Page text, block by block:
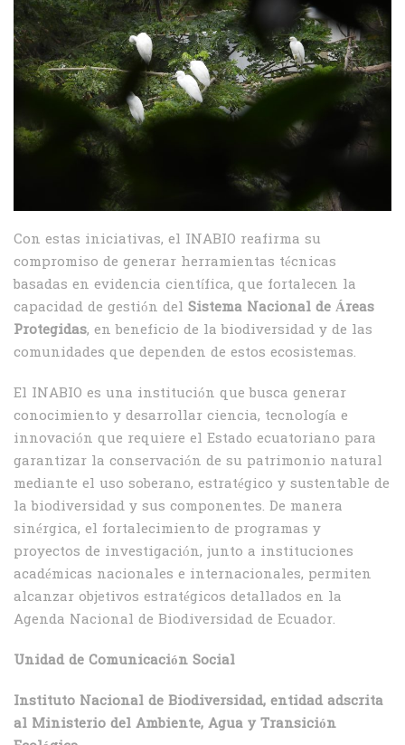
Con estas iniciativas, el INABIO reafirma su
compromiso de generar herramientas técnicas
basadas en evidencia científica, que fortalecen la
capacidad de gestión del Sistema Nacional de Áreas
Protegidas, en beneficio de la biodiversidad y de las
comunidades que dependen de estos ecosistemas.
El INABIO es una institución que busca generar
conocimiento y desarrollar ciencia, tecnología e
innovación que requiere el Estado ecuatoriano para
garantizar la conservación de su patrimonio natural
mediante el uso soberano, estratégico y sustentable de
la biodiversidad y sus componentes. De manera
sinérgica, el fortalecimiento de programas y
proyectos de investigación, junto a instituciones
académicas nacionales e internacionales, permiten
alcanzar objetivos estratégicos detallados en la
Agenda Nacional de Biodiversidad de Ecuador.
Unidad de Comunicación Social
Instituto Nacional de Biodiversidad, entidad adscrita
al Ministerio del Ambiente, Agua y Transición